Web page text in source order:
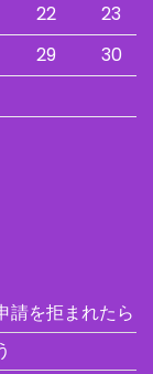
22
23
29
30
請を拒まれたら